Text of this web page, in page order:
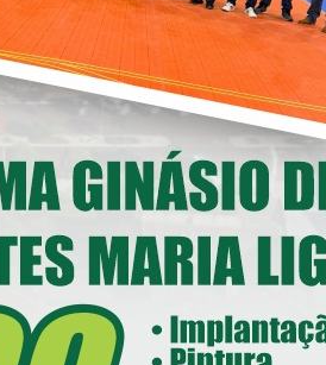
- SEEL
Esportes